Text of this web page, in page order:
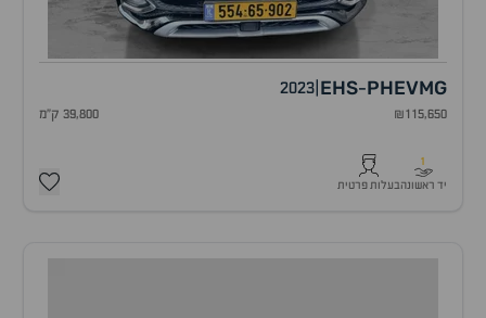
MG
EHS-PHEV
2023
₪115,650 39,800 ק"מ
1
יד ראשונהבעלות פרטית